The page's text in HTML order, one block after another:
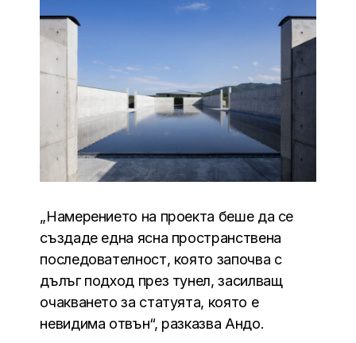
„Намерението на проекта беше да се
създаде една ясна пространствена
последователност, която започва с
дълъг подход през тунел, засилващ
очакването за статуята, която е
невидима отвън“, разказва Андо.